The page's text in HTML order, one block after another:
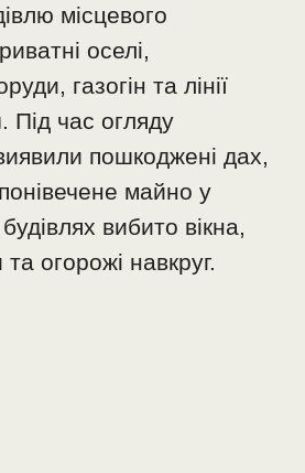
місцевого
оселі,
газогін та лінії
Під час огляду
пошкоджені дах,
майно у
вибито вікна,
огорожі навкруг.